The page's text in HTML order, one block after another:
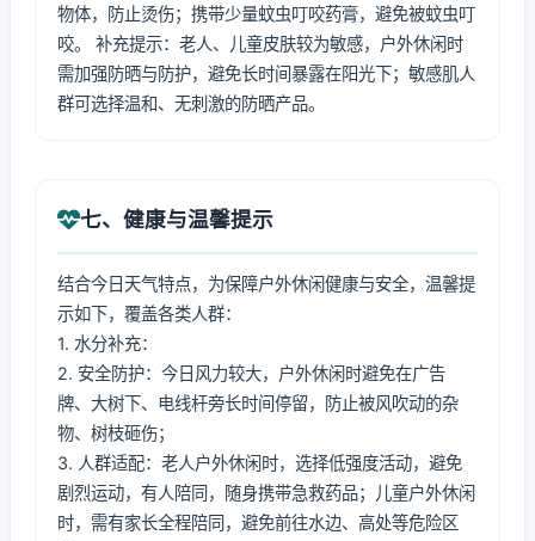
物体，防止烫伤；携带少量蚊虫叮咬药膏，避免被蚊虫叮
咬。 补充提示：老人、儿童皮肤较为敏感，户外休闲时
需加强防晒与防护，避免长时间暴露在阳光下；敏感肌人
群可选择温和、无刺激的防晒产品。
七、健康与温馨提示
结合今日天气特点，为保障户外休闲健康与安全，温馨提
示如下，覆盖各类人群：
1. 水分补充：
2. 安全防护：今日风力较大，户外休闲时避免在广告
牌、大树下、电线杆旁长时间停留，防止被风吹动的杂
物、树枝砸伤；
3. 人群适配：老人户外休闲时，选择低强度活动，避免
剧烈运动，有人陪同，随身携带急救药品；儿童户外休闲
时，需有家长全程陪同，避免前往水边、高处等危险区